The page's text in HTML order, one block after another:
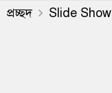
প্রচ্ছদ Slide Show